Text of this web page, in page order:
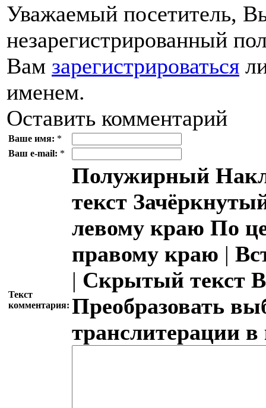
Уважаемый посетитель,
незарегистрированный
Вам зарегистрироваться
именем.
Оставить комментарий
Ваше имя: *
Ваш e-mail: *
Текст
комментария:
Полужирный
текст
левому краю По
правому краю |
| Скрытый текст
Преобразовать
транслитерации